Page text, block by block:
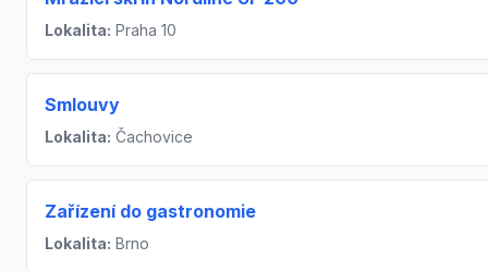
Lokalita: Praha 10
Smlouvy
Lokalita: Čachovice
Zařízení do gastronomie
Lokalita: Brno